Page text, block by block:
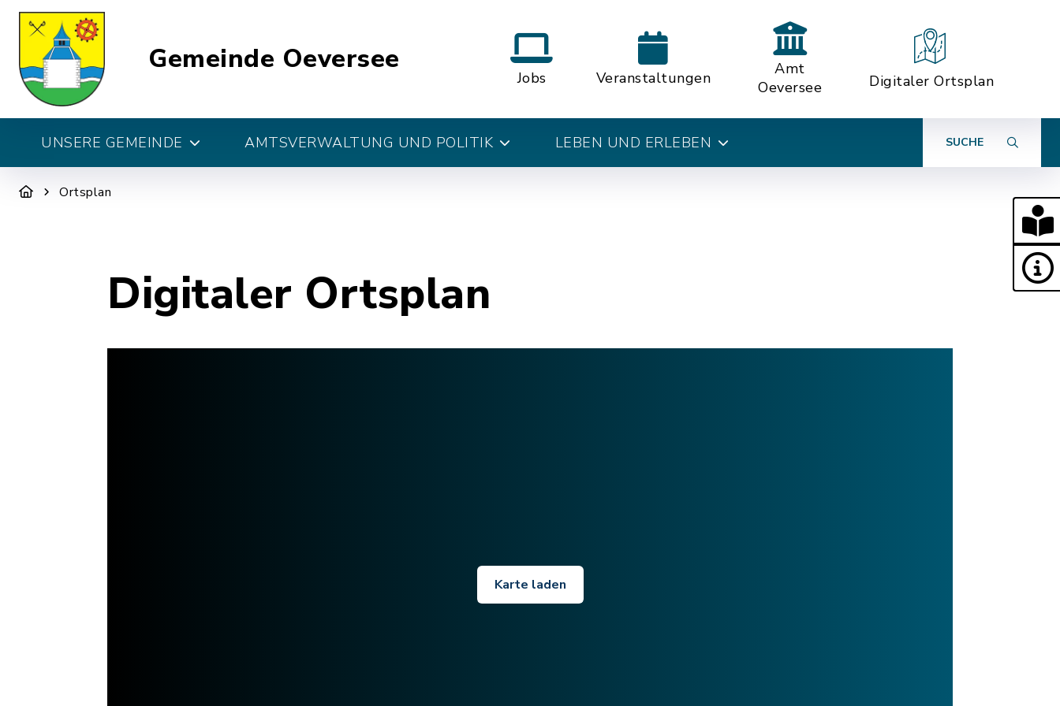
Gemeinde Oeversee
Jobs Veranstaltungen
Amt
Oeversee
Digitaler Ortsplan
UNSERE GEMEINDE AMTSVERWALTUNG UND POLITIK LEBEN UND ERLEBEN SUCHE
Ortsplan
Digitaler Ortsplan
Karte laden